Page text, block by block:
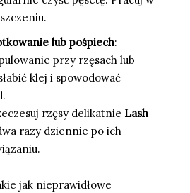
lub pośpiech:
przy rzęsach lub
klej i spowodować
rzęsy delikatnie Lash
razy dziennie po ich
jak nieprawidłowe